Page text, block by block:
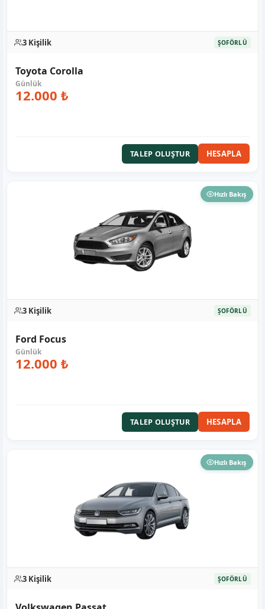
3 Kişilik ŞOFÖRLÜ
Toyota Corolla
12.000 ₺
TALEP OLUŞTUR HESAPLA
Hızlı Bakış
3 Kişilik ŞOFÖRLÜ
Ford Focus
12.000 ₺
TALEP OLUŞTUR HESAPLA
Hızlı Bakış
3 Kişilik ŞOFÖRLÜ